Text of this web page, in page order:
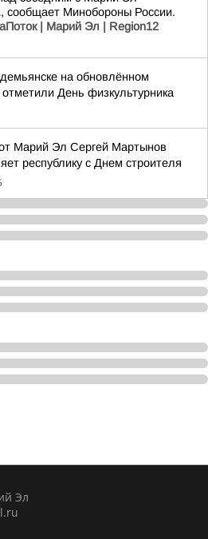
сообщает Минобороны России.
| Марий Эл | Region12
на обновлённом
День физкультурника
Марий Эл Сергей Мартынов
республику с Днем строителя
Эл